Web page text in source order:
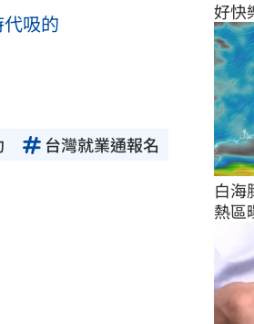
吸的
台灣就業通報名
好快
白海
熱區